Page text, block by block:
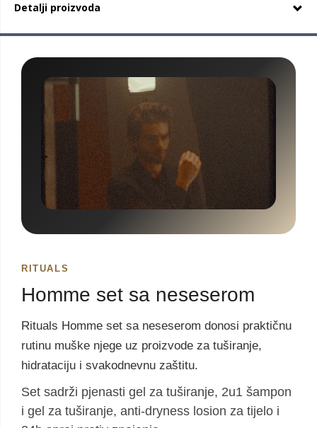
Detalji proizvoda
RITUALS
Homme set sa neseserom
Rituals Homme set sa neseserom donosi praktičnu
rutinu muške njege uz proizvode za tuširanje,
hidrataciju i svakodnevnu zaštitu.
Set sadrži pjenasti gel za tuširanje, 2u1 šampon
i gel za tuširanje, anti-dryness losion za tijelo i